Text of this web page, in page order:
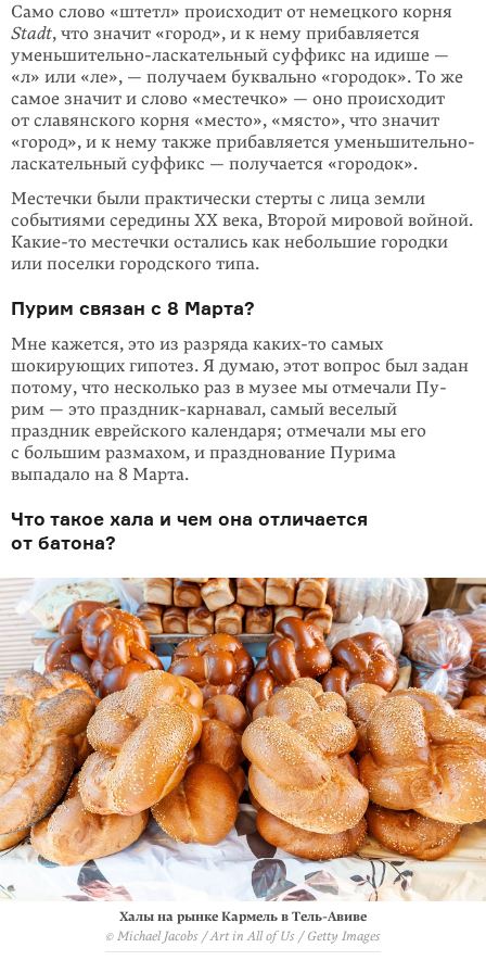
Само слово «штетл» происходит от немец­кого корня
Stadt, что значит «город», и к нему прибавляется
уменьшительно-ласкательный суффикс на идише —
«л» или «ле», — получаем буквально «городок». То же
самое значит и слово «местечко» — оно происходит
от славянского корня «место», «място», что значит
«город», и к нему также прибавляется уменьшительно-
ласкательный суффикс — получается «городок».
Местечки были практически стерты с лица земли
событиями середины ХХ века, Второй мировой войной.
Какие-то местечки оста­лись как небольшие городки
или поселки городского типа.
Пурим связан с 8 Марта?
Мне кажется, это из разряда каких-то самых
шокирующих гипотез. Я думаю, этот вопрос был задан
потому, что несколько раз в музее мы отмечали Пу­
рим — это праздник-карнавал, самый веселый
праздник еврей­ского календаря; отмечали мы его
с большим размахом, и празднование Пурима
выпадало на 8 Марта.
Что такое хала и чем она отличается
от батона?
Халы на рынке Кармель в Тель-Авиве
© Michael Jacobs / Art in All of Us / Getty Images